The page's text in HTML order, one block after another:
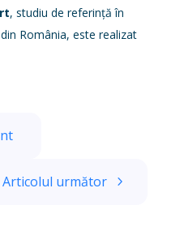
, studiu de referință în
România, este realizat
Articolul următor